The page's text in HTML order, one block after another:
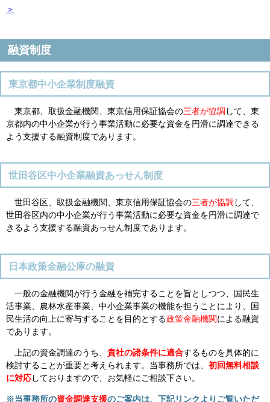
＞
融資制度
東京都中小企業制度融資
東京都、取扱金融機関、東京信用保証協会の三者が協調 して、東
京都内の中小企業が行う事業活動に必要な資金を円滑に調達できる
よう支援する融資制度であります。
世田谷区中小企業融資あっせん制度
世田谷区、取扱金融機関、東京信用保証協会の三者が協調 して、
世田谷区内の中小企業が行う事業活動に必要な資金を円滑に調達で
きるよう支援する融資あっせん制度であります。
日本政策金融公庫の融資
一般の金融機関が行う金融を補完することを旨としつつ、国民生
活事業、農林水産事業、中小企業事業の機能を担うことにより、国
民生活の向上に寄与することを目的とする政策金融機関による融資
であります。
上記の資金調達のうち、 貴社の諸条件に適合するものを具体的に
検討することが重要と考えられます。当事務所では、 初回無料相談
に対応しておりますので、お気軽にご相談下さい。
※当事務所の資金調達支援のご案内は、下記リンクよりご覧いただ